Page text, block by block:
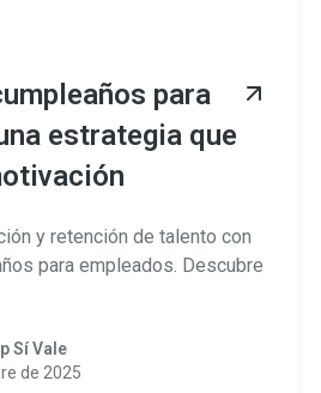
para
estrategia que
y retención de talento con
para empleados. Descubre
Sí Vale
de 2025